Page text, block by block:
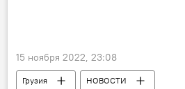
15 ноября 2022, 23:08
Грузия
НОВОСТИ